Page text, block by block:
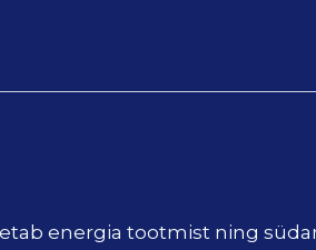
energia tootmist ning